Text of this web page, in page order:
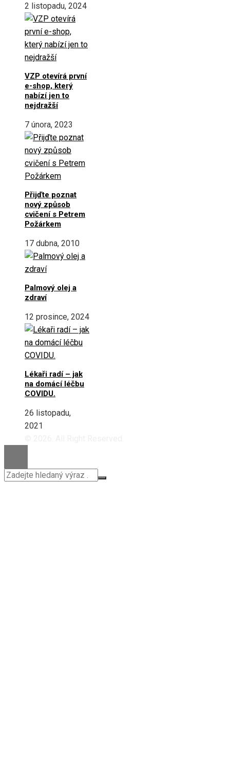
2 listopadu, 2024
VZP otevírá první
e-shop, který
nabízí jen to
nejdražší
7 února, 2023
Přijďte poznat
nový způsob
cvičení s Petrem
Požárkem
17 dubna, 2010
Palmový olej a
zdraví
12 prosince, 2024
Lékaři radí – jak
na domácí léčbu
COVIDU.
26 listopadu,
2021